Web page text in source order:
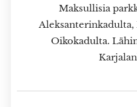
Maksullisia
Aleksanterinkadulta,
Oikokadulta.